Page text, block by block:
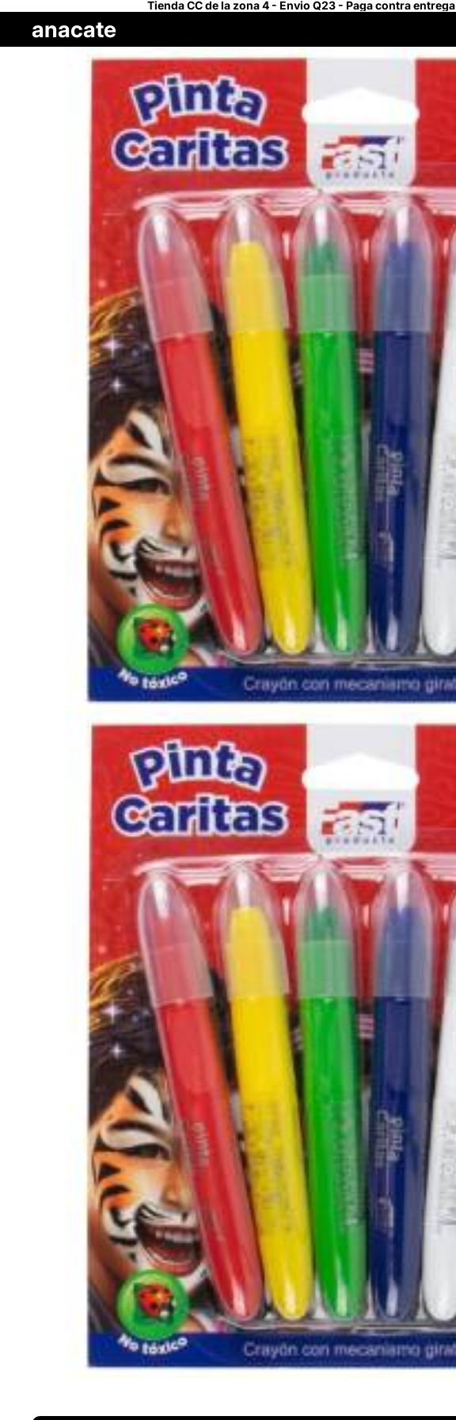
Tienda CC de la zona 4 - Envio Q23 - Paga contra entrega
anacate